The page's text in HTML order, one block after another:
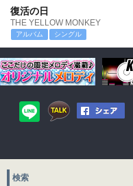
復活の日
THE YELLOW MONKEY
アルバム シングル
検索